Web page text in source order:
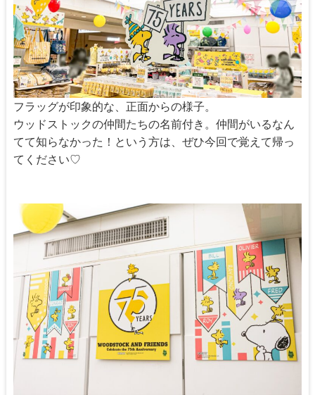
フラッグが印象的な、正面からの様子。
ウッドストックの仲間たちの名前付き。仲間がいるなん
てて知らなかった！という方は、ぜひ今回で覚えて帰っ
てください♡